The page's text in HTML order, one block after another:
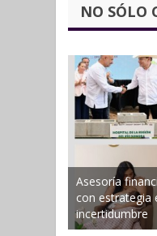
NO SÓLO
Asesoría
con estrategia
incertidumbre